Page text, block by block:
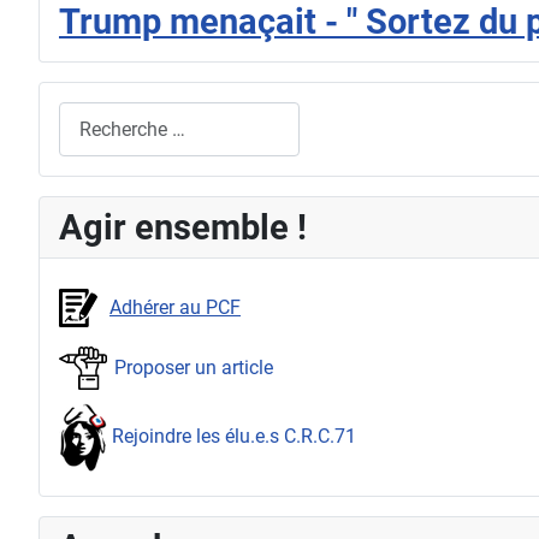
Trump menaçait - " Sortez du
Agir ensemble !
Adhérer au PCF
Proposer un article
Rejoindre les élu.e.s C.R.C.71